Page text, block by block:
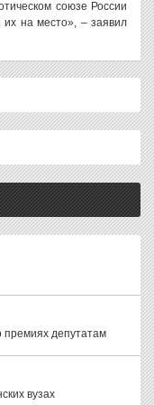
союзе России
на место», – заявил
премиях депутатам
вузах